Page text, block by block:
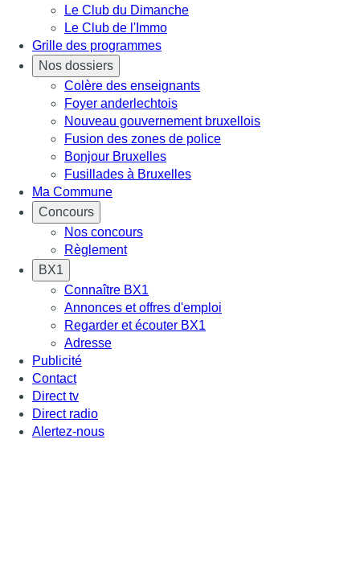
Le Club du Dimanche
Le Club de l'Immo
Grille des programmes
Nos dossiers
Colère des enseignants
Foyer anderlechtois
Nouveau gouvernement bruxellois
Fusion des zones de police
Bonjour Bruxelles
Fusillades à Bruxelles
Ma Commune
Concours
Nos concours
Règlement
BX1
Connaître BX1
Annonces et offres d'emploi
Regarder et écouter BX1
Adresse
Publicité
Contact
Direct tv
Direct radio
Alertez-nous